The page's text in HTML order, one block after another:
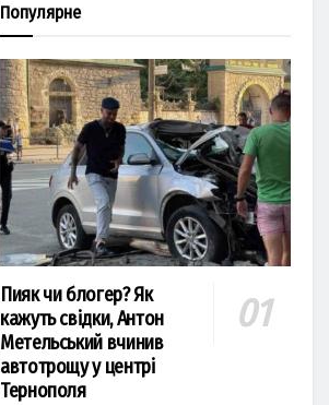
Популярне
Пияк чи блогер? Як
кажуть свідки, Антон
Метельський вчинив
автотрощу у центрі
Тернополя